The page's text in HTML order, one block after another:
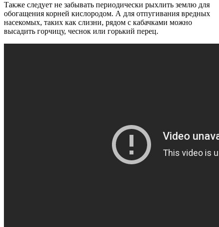
Также следует не забывать периодически рыхлить землю для
обогащения корней кислородом. А для отпугивания вредных
насекомых, таких как слизни, рядом с кабачками можно
высадить горчицу, чеснок или горький перец.